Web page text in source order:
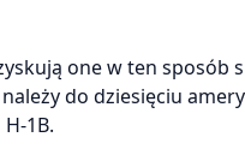
one w ten sposób
do dziesięciu
1B.